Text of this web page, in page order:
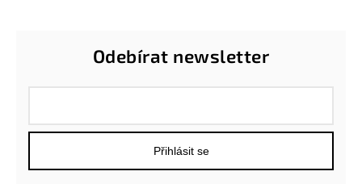
Odebírat newsletter
Přihlásit se